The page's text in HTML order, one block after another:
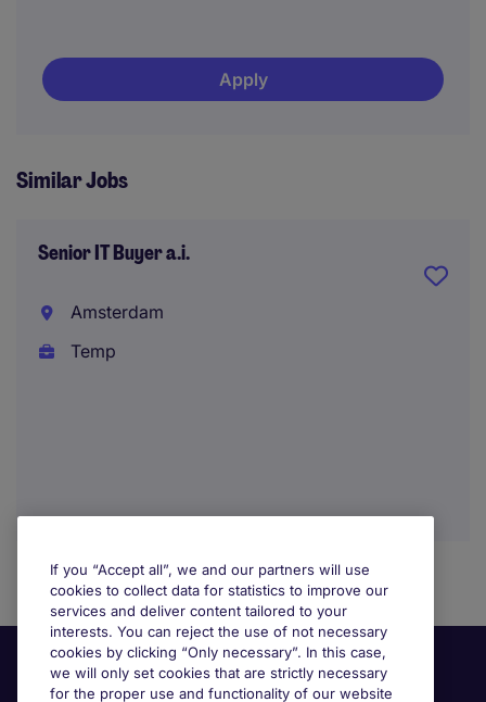
Apply
Similar Jobs
Senior IT Buyer a.i.
Amsterdam
Temp
If you “Accept all”, we and our partners will use
cookies to collect data for statistics to improve our
services and deliver content tailored to your
interests. You can reject the use of not necessary
cookies by clicking “Only necessary”. In this case,
we will only set cookies that are strictly necessary
for the proper use and functionality of our website